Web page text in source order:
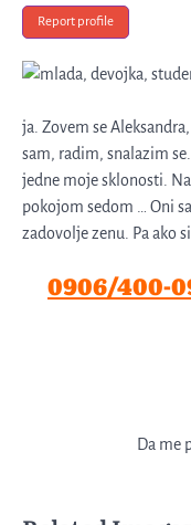
Report profile
ja. Zovem se
sam, radim, snalazim
jedne moje sklonosti.
pokojom sedom … Oni
zadovolje zenu. Pa ako
0906/400-
Da me